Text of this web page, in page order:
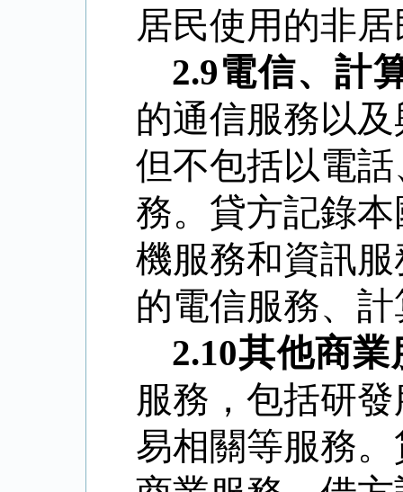
居民使用的非
2.9電信、計
的通信服務以
但不包括以電
務。貸方記錄
機服務和資訊
的電信服務、
2.10其他商業
服務，包括研
易相關等服務